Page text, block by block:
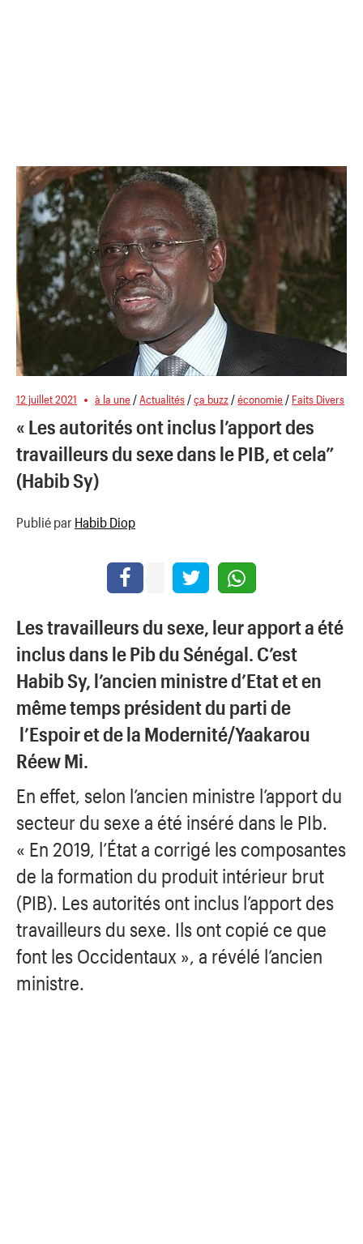
12 juillet 2021 à la une /Actualités /ça buzz /économie / Faits Divers
« Les autorités ont inclus l’apport des
travailleurs du sexe dans le PIB, et cela”
(Habib Sy)
Publié par Habib Diop
Les travailleurs du sexe, leur apport a été
inclus dans le Pib du Sénégal. C’est
Habib Sy, l’ancien ministre d’Etat et en
même temps président du parti de
l’Espoir et de la Modernité/Yaakarou
Réew Mi.
En effet, selon l’ancien ministre l’apport du
secteur du sexe a été inséré dans le PIb.
« En 2019, l’État a corrigé les composantes
de la formation du produit intérieur brut
(PIB). Les autorités ont inclus l’apport des
travailleurs du sexe. Ils ont copié ce que
font les Occidentaux », a révélé l’ancien
ministre.